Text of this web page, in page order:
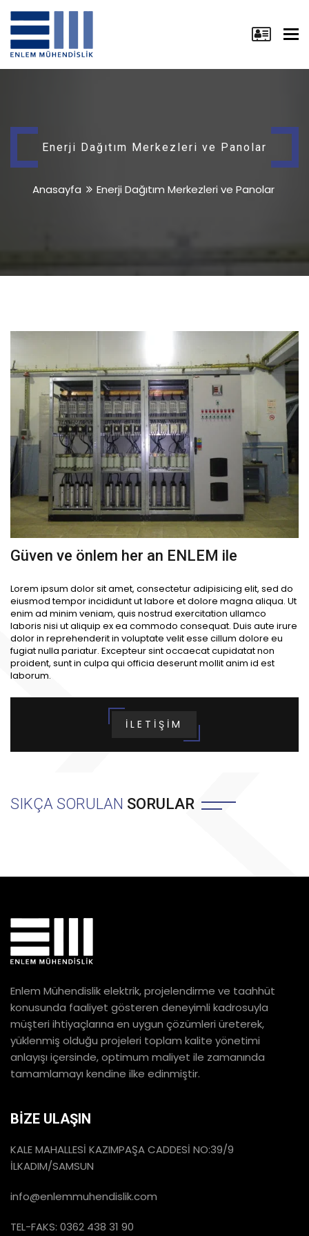
Enerji Dağıtım Merkezleri ve Panolar
Anasayfa Enerji Dağıtım Merkezleri ve Panolar
Güven ve önlem her an ENLEM ile
Lorem ipsum dolor sit amet, consectetur adipisicing elit, sed do
eiusmod tempor incididunt ut labore et dolore magna aliqua. Ut
enim ad minim veniam, quis nostrud exercitation ullamco
laboris nisi ut aliquip ex ea commodo consequat. Duis aute irure
dolor in reprehenderit in voluptate velit esse cillum dolore eu
fugiat nulla pariatur. Excepteur sint occaecat cupidatat non
proident, sunt in culpa qui officia deserunt mollit anim id est
laborum.
İLETİŞİM
SIKÇA SORULAN SORULAR
Enlem Mühendislik elektrik, projelendirme ve taahhüt
konusunda faaliyet gösteren deneyimli kadrosuyla
müşteri ihtiyaçlarına en uygun çözümleri üreterek,
yüklenmiş olduğu projeleri toplam kalite yönetimi
anlayışı içersinde, optimum maliyet ile zamanında
tamamlamayı kendine ilke edinmiştir.
BİZE ULAŞIN
KALE MAHALLESİ KAZIMPAŞA CADDESİ NO:39/9
İLKADIM/SAMSUN
info@enlemmuhendislik.com
TEL-FAKS: 0362 438 31 90